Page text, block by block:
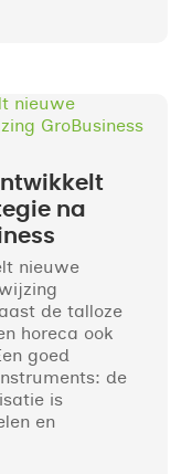
na
nieuwe
de talloze
horeca ook
goed
de
is
en